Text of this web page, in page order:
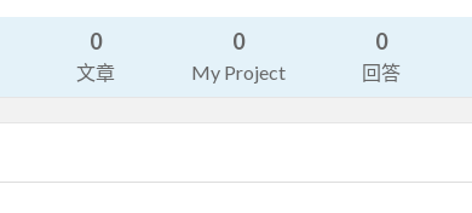
0
文章
0
My Project
0
回答